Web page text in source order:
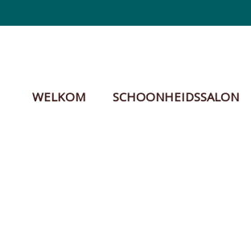
WELKOM SCHOONHEIDSSALON